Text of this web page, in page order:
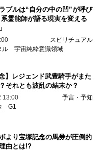
ブルは“自分の中の凹”が呼び
霊能師が語る現実を変える
スピリチュアル
ル 宇宙純粋意識領域
】レジェンド武豊騎手がまた
それとも波乱の結末か？
13:00
予言・予知
G1
より宝塚記念の馬券が圧倒的
由とは!?